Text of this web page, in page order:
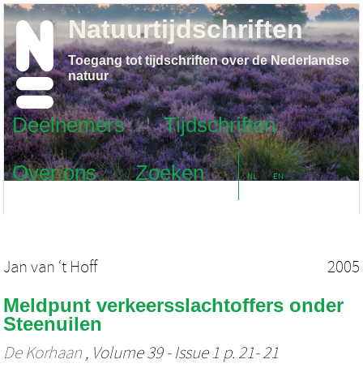
Deelnemers
Tijdschriften
Over ons
Zoeken NL EN
Natuurtijdschriften
Toegang tot tijdschriften over de Nederlandse
natuur
Jan van ‘t Hoff 2005
Meldpunt verkeersslachtoffers onder
Steenuilen
De Korhaan , Volume 39 - Issue 1 p. 21- 21